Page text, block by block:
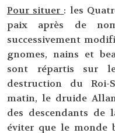
Pour situer : les
paix après de
successivement
gnomes, nains et
sont répartis sur
destruction du Roi-
matin, le druide
des descendants de
éviter que le monde